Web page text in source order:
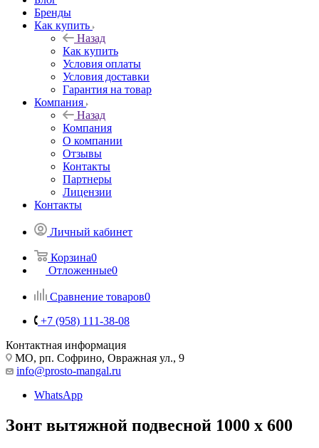
Бренды
Как купить
Назад
Как купить
Условия оплаты
Условия доставки
Гарантия на товар
Компания
Назад
Компания
О компании
Отзывы
Контакты
Партнеры
Лицензии
Контакты
Личный кабинет
Корзина0
Отложенные0
Сравнение товаров0
+7 (958) 111-38-08
Контактная информация
МО, рп. Софрино, Овражная ул., 9
info@prosto-mangal.ru
WhatsApp
Зонт вытяжной подвесной 1000 х 600